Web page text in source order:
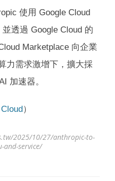
使用 Google Cloud
透過 Google Cloud 的
Marketplace 向企業
力需求激增下，擴大採
加速器。
）
2025/10/27/anthropic-to-
and-service/